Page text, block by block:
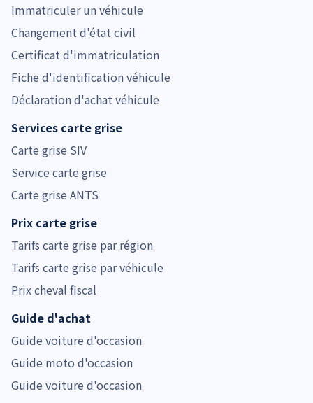
Immatriculer un véhicule
Changement d'état civil
Certificat d'immatriculation
Fiche d'identification véhicule
Déclaration d'achat véhicule
Services carte grise
Carte grise SIV
Service carte grise
Carte grise ANTS
Prix carte grise
Tarifs carte grise par région
Tarifs carte grise par véhicule
Prix cheval fiscal
Guide d'achat
Guide voiture d'occasion
Guide moto d'occasion
Guide voiture d'occasion